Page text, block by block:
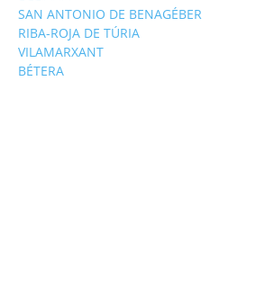
SAN ANTONIO DE BENAGÉBER
RIBA-ROJA DE TÚRIA
VILAMARXANT
BÉTERA